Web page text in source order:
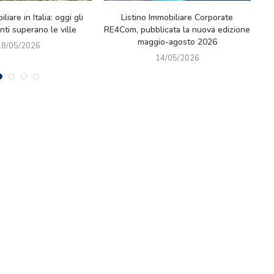
Il paradosso green: riflessioni tra
cultura, idee e nuove sfide europee
Mercato immobiliare
cede il Prestigioso
Montenapoleone